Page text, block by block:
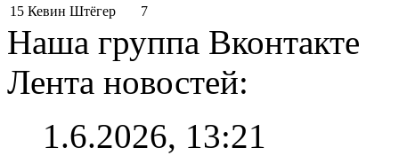
15 Кевин Штёгер 7
Наша группа Вконтакте
Лента новостей:
1.6.2026, 13:21